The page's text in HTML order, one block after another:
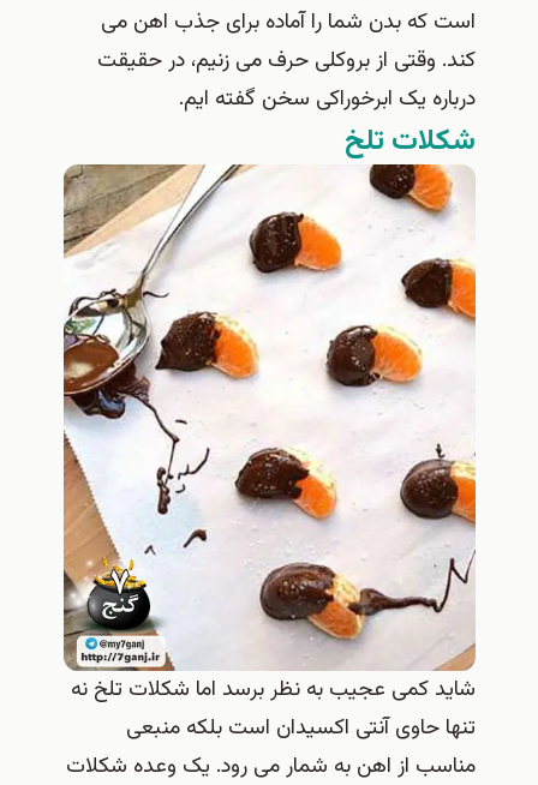
است که بدن شما را آماده برای جذب اهن می
کند. وقتی از بروکلی حرف می زنیم، در حقیقت
درباره یک ابرخوراکی سخن گفته ایم.
شکلات تلخ
شاید کمی عجیب به نظر برسد اما شکلات تلخ نه
تنها حاوی آنتی اکسیدان است بلکه منبعی
مناسب از اهن به شمار می رود. یک وعده شکلات